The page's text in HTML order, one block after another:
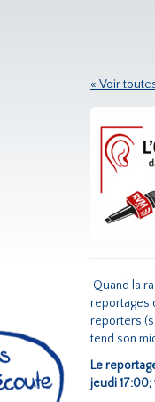
« Voir
Quand la
reportages
reporters
tend son
Le
jeudi 17:00;